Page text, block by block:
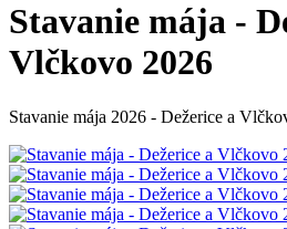
Stavanie mája -
Vlčkovo 2026
Stavanie mája 2026 - Dežerice a